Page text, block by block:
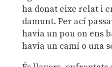
ha donat eixe relat i
damunt. Per ací
havia un pou on ens
havia un camí o una